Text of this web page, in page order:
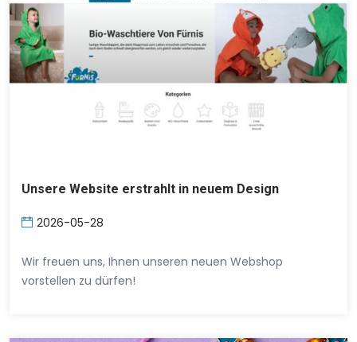
Unsere Website erstrahlt in neuem Design
2026-05-28
Wir freuen uns, Ihnen unseren neuen Webshop
vorstellen zu dürfen!